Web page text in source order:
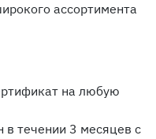
ассортимента
на любую
в течении 3 месяцев с